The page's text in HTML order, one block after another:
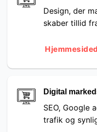
Design, der
skaber tillid
Digital
SEO, Google
trafik og